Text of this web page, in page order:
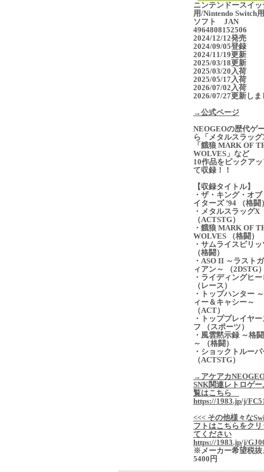
ニンテンドースイッ
用/Nintendo Switch
ソフト JAN
4964808152506
2024/12/12発売
2024/09/05登録
2024/11/19更新
2025/03/18更新
2025/03/20入荷
2025/05/17入荷
2026/07/02入荷
2026/07/27更新しま
→公式ページ
NEOGEOの歴代ゲ
ら「メタルスラッ
「餓狼 MARK OF
WOLVES」など
10作品をピックア
て収録！！
【収録タイトル】
・ザ・キング・オ
イターズ ’94 （格闘
・メタルスラッグX
（ACTSTG）
・餓狼 MARK OF
WOLVES （格闘）
・サムライスピリ
（格闘）
・ASO II ～ラスト
ィアン～ （2DSTG
・ライディングヒ
（レース）
・トップハンター
ィー＆キャシー～
（ACT）
・トッププレイヤ
フ （スポーツ）
・風雲黙示録 ～格
～ （格闘）
・ショックトルー
（ACTSTG）
→アケアカ
SNK関連レトロゲ
覧はこちら
https://1983.jp/j/
<<< その他様々な
フトはこちらをク
てください
https://1983.jp/j/
※メーカー希望税抜
5400円